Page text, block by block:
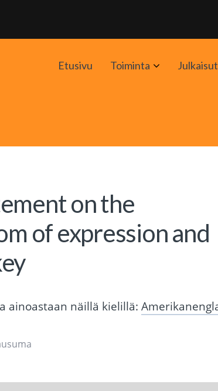
Etusivu Toiminta AvaaJulkaisut
on the
of expression and
ainoastaan näillä kielillä: